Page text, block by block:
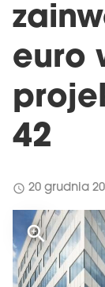
euro
42
schedule 20 grudnia